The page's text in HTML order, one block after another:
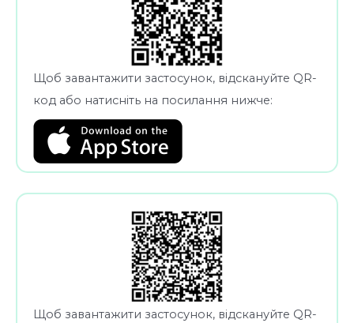
Щоб завантажити застосунок, відскануйте QR-
код або натисніть на посилання нижче:
Щоб завантажити застосунок, відскануйте QR-